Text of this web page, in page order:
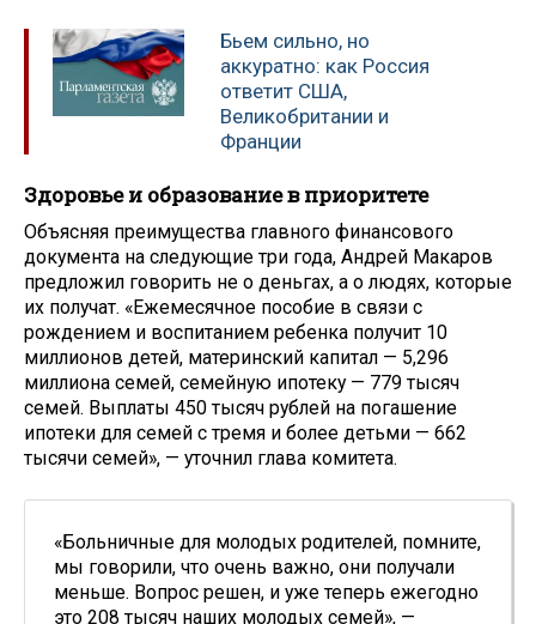
Бьем сильно, но
аккуратно: как Россия
ответит США,
Великобритании и
Франции
Здоровье и образование в приоритете
Объясняя преимущества главного финансового
документа на следующие три года, Андрей Макаров
предложил говорить не о деньгах, а о людях, которые
их получат. «Ежемесячное пособие в связи с
рождением и воспитанием ребенка получит 10
миллионов детей, материнский капитал — 5,296
миллиона семей, семейную ипотеку — 779 тысяч
семей. Выплаты 450 тысяч рублей на погашение
ипотеки для семей с тремя и более детьми — 662
тысячи семей», — уточнил глава комитета.
«Больничные для молодых родителей, помните,
мы говорили, что очень важно, они получали
меньше. Вопрос решен, и уже теперь ежегодно
это 208 тысяч наших молодых семей», —